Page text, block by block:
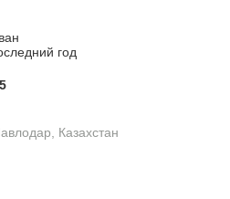
год
Казахстан